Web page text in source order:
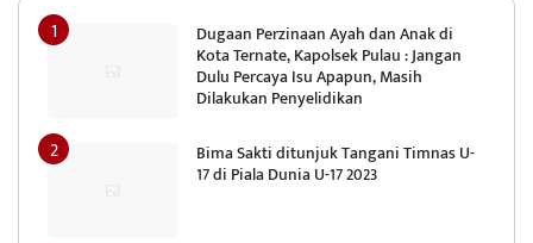
Dugaan Perzinaan Ayah dan Anak di
Kota Ternate, Kapolsek Pulau : Jangan
Dulu Percaya Isu Apapun, Masih
Dilakukan Penyelidikan
Bima Sakti ditunjuk Tangani Timnas U-
17 di Piala Dunia U-17 2023